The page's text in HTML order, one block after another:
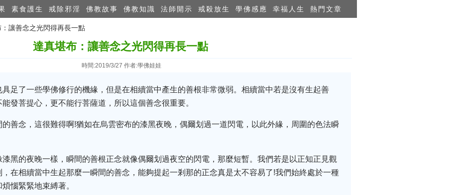
素食護生 戒除邪淫 佛教故事 佛教知識 法師開示 戒殺放生 學佛感應 幸福人生 熱門文章
讓善念之光閃得再長一點
達真堪布：讓善念之光閃得再長一點
時間:2019/3/27 作者:學佛娃娃
足了一些學佛修行的機緣，但是在相續當中產生的善根非常微弱。相續當中若是沒有生起善
發菩提心，更不能行菩薩道，所以這個善念很重要。
善念，這很難得啊!猶如在烏雲密布的漆黑夜晚，偶爾划過一道閃電，以此外緣，周圍的色法瞬
黑的夜晚一樣，瞬間的善根正念就像偶爾划過夜空的閃電，那麼短暫。我們若是以正知正見觀
在相續當中生起那麼一瞬間的善念，能夠提起一剎那的正念真是太不容易了!我們始終處於一種
惱緊緊地束縛著。